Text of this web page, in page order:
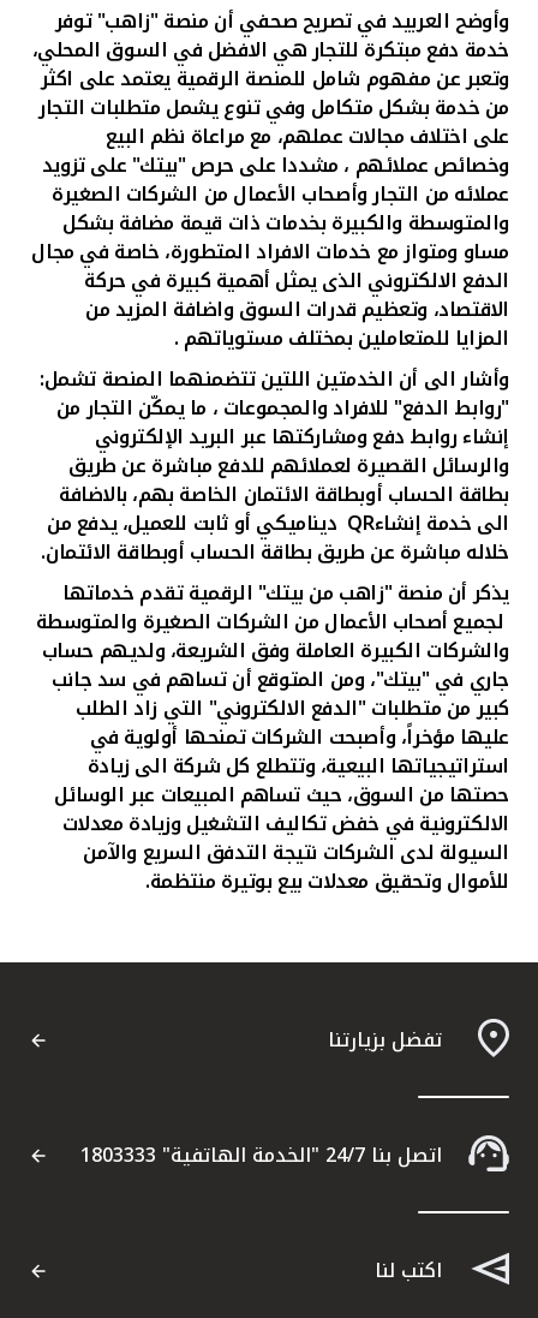
وأوضح العربيدفي تصريح صحفي أن منصة "زاهب" توفر
خدمة دفع مبتكرة للتجار هي الافضل في السوق المحلي،
وتعبر عن مفهوم شامل للمنصة الرقمية يعتمد على اكثر
من خدمة بشكل متكامل وفي تنوع يشمل متطلبات التجار
على اختلاف مجالات عملهم، مع مراعاة نظم البيع
وخصائص عملائهم ، مشددا على حرص "بيتك" على تزويد
عملائه من التجار وأصحاب الأعمال من الشركات الصغيرة
والمتوسطة والكبيرة بخدمات ذات قيمة مضافة بشكل
مساو ومتواز مع خدمات الافراد المتطورة، خاصة في مجال
الدفع الالكتروني الذى يمثل أهمية كبيرة في حركة
الاقتصاد، وتعظيم قدرات السوق واضافة المزيد من
المزايا للمتعاملين بمختلف مستوياتهم .
وأشار الى أن الخدمتين اللتين تتضمنهما المنصة تشمل:
"روابط الدفع" للافراد والمجموعات ، ما يمكّن التجار من
إنشاء روابط دفع ومشاركتها عبر البريد الإلكتروني
والرسائل القصيرة لعملائهم للدفع مباشرة عن طريق
بطاقة الحساب أوبطاقة الائتمان الخاصة بهم، بالاضافة
الى خدمة إنشاءQR ديناميكي أو ثابت للعميل، يدفع من
خلاله مباشرة عن طريق بطاقة الحساب أوبطاقة الائتمان.
يذكر أن منصة "زاهب من بيتك" الرقمية تقدم خدماتها
لجميع أصحاب الأعمال من الشركات الصغيرة والمتوسطة
والشركات الكبيرة العاملة وفق الشريعة، ولديهم حساب
جاري في "بيتك"، ومن المتوقع أن تساهم في سد جانب
كبير من متطلبات "الدفع الالكتروني" التي زاد الطلب
عليها مؤخراً، وأصبحت الشركات تمنحها أولوية في
استراتيجياتها البيعية، وتتطلع كل شركة الى زيادة
حصتها من السوق، حيث تساهم المبيعات عبر الوسائل
الالكترونية في خفض تكاليف التشغيل وزيادة معدلات
السيولة لدى الشركات نتيجة التدفق السريع والآمن
للأموال وتحقيق معدلات بيع بوتيرة منتظمة.
تفضل بزيارتنا
اتصل بنا 24/7 "الخدمة الهاتفية" 1803333
اكتب لنا